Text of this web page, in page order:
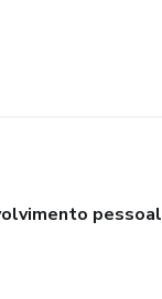
pessoal